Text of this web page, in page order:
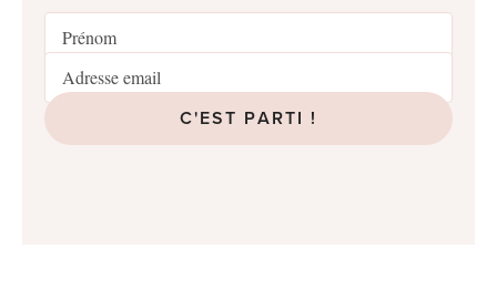
C'EST PARTI !